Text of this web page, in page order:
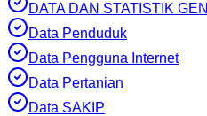
DATA DAN STATISTIK
Data Penduduk
Data Pengguna Internet
Data Pertanian
Data SAKIP